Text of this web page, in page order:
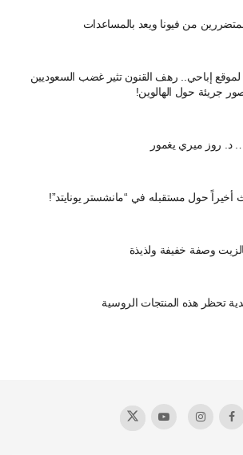
من فيونا ويعد بالمساعدات
لموقع إباحي.. رهف القنون تثير غضب السعوديين
جريئة حول الهالوين!
روز ميري يغمور
أخيراً حول مستقبله في “مانشستر يونايتد”!
وصفة خفيفة ولذيذة
تحظر هذه المنتجات الروسية